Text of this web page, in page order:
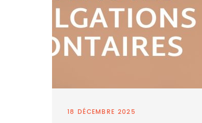
18 DÉCEMBRE 2025